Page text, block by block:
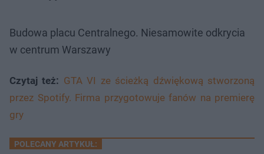
Budowa placu Centralnego. Niesamowite odkrycia
w centrum Warszawy
Czytaj też: GTA VI ze ścieżką dźwiękową stworzoną
przez Spotify. Firma przygotowuje fanów na premierę
gry
POLECANY ARTYKUŁ: